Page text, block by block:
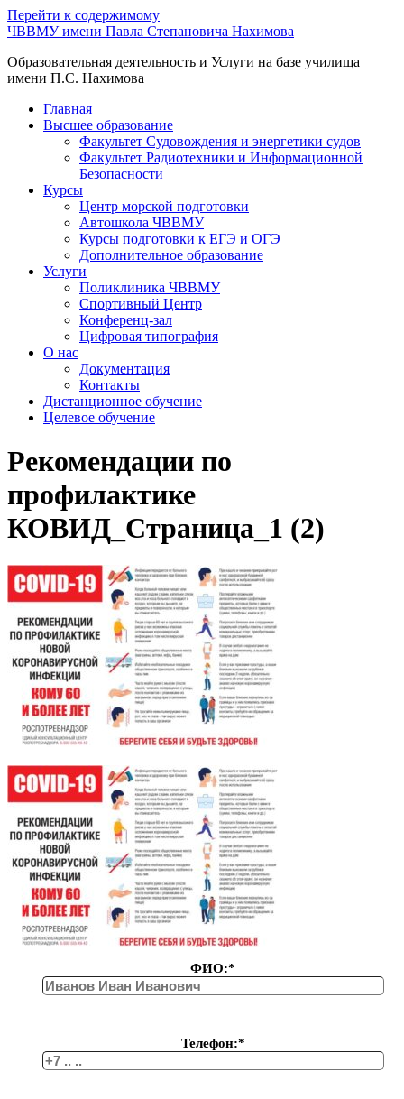
Перейти к содержимому
ЧВВМУ имени Павла Степановича Нахимова
Образовательная деятельность и Услуги на базе училища
имени П.С. Нахимова
Главная
Высшее образование
Факультет Судовождения и энергетики судов
Факультет Радиотехники и Информационной
Безопасности
Курсы
Центр морской подготовки
Автошкола ЧВВМУ
Курсы подготовки к ЕГЭ и ОГЭ
Дополнительное образование
Услуги
Поликлиника ЧВВМУ
Спортивный Центр
Конференц-зал
Цифровая типография
О нас
Документация
Контакты
Дистанционное обучение
Целевое обучение
Рекомендации по
профилактике
КОВИД_Страница_1 (2)
ФИО:*
Телефон:*